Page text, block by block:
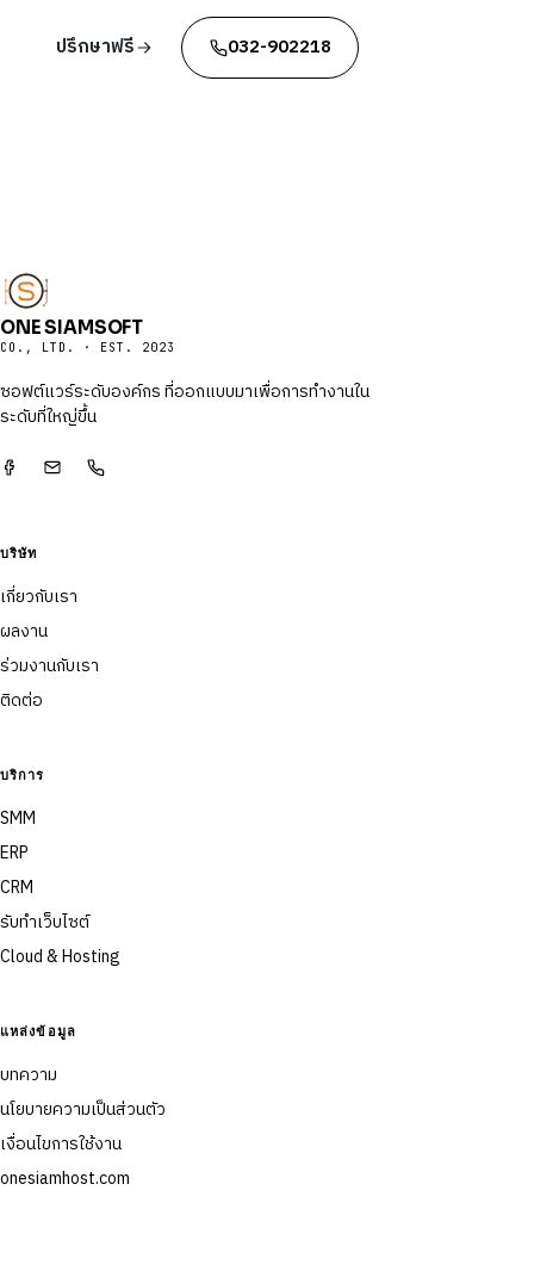
ปรึกษาฟรี 032-902218
ONE SIAMSOFT
CO., LTD. · EST. 2023
ซอฟต์แวร์ระดับองค์กร ที่ออกแบบมาเพื่อการทำงานใน
ระดับที่ใหญ่ขึ้น
บริษัท
เกี่ยวกับเรา
ผลงาน
ร่วมงานกับเรา
ติดต่อ
บริการ
SMM
ERP
CRM
รับทำเว็บไซต์
Cloud & Hosting
แหล่งข้อมูล
บทความ
นโยบายความเป็นส่วนตัว
เงื่อนไขการใช้งาน
onesiamhost.com